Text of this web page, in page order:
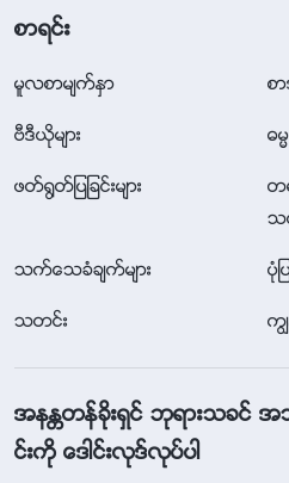
စာရင္း
မူလစာမ်က္ႏွာ စ
ဗီဒီယိုမ်ား ဓ
ဖတ္႐ြတ္ျပျခင္းမ်ား
တ
သ
သက္ေသခံခ်က္မ်ား ပုံျ
သတင္း က
အနႏၲတန္ခိုးရွင္ ဘုရားသခင္
င္းကို ေဒါင္းလုဒ္လုပ္ပါ